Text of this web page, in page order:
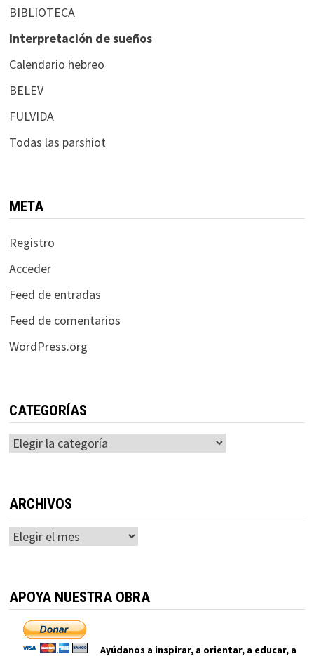
BIBLIOTECA
Interpretación de sueños
Calendario hebreo
BELEV
FULVIDA
Todas las parshiot
META
Registro
Acceder
Feed de entradas
Feed de comentarios
WordPress.org
CATEGORÍAS
Categorías
ARCHIVOS
Archivos
APOYA NUESTRA OBRA
Ayúdanos a inspirar, a orientar, a educar, a